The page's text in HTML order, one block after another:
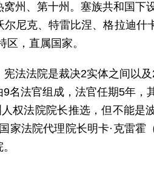
州、第十州。塞族共和国下
尼克、特雷比涅、格拉迪什
，直属国家。
宪法法院是裁决2实体之间以
名法官组成，法官任期5年，
权法院院长推选，但不能是
家法院代理院长明卡·克雷霍